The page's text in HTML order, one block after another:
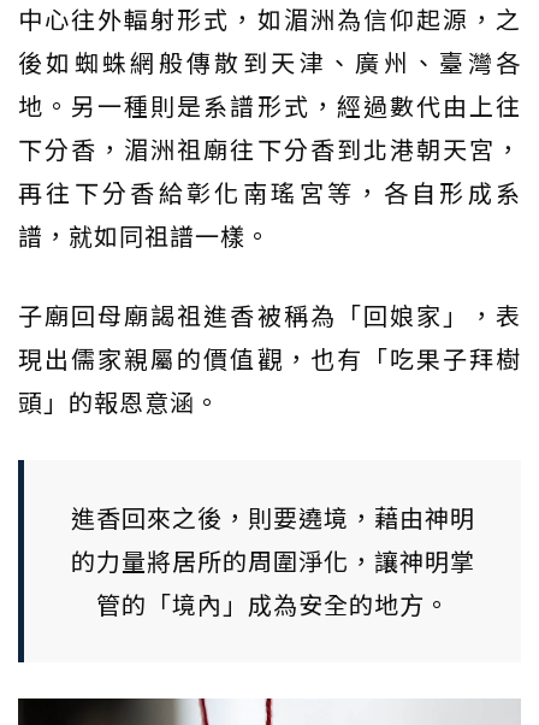
中心往外輻射形式，如湄洲為信仰起源，之
後如蜘蛛網般傳散到天津、廣州、臺灣各
地。另一種則是系譜形式，經過數代由上往
下分香，湄洲祖廟往下分香到北港朝天宮，
再往下分香給彰化南瑤宮等，各自形成系
譜，就如同祖譜一樣。
子廟回母廟謁祖進香被稱為「回娘家」，表
現出儒家親屬的價值觀，也有「吃果子拜樹
頭」的報恩意涵。
進香回來之後，則要遶境，藉由神明
的力量將居所的周圍淨化，讓神明掌
管的「境內」成為安全的地方。